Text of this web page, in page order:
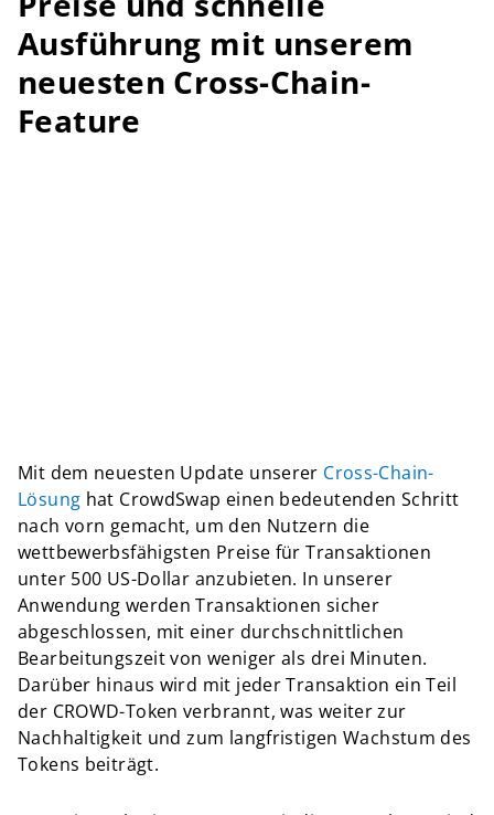
Ausführung mit unserem
neuesten Cross-Chain-
Feature
Mit dem neuesten Update unserer Cross-Chain-
Lösung hat CrowdSwap einen bedeutenden Schritt
nach vorn gemacht, um den Nutzern die
wettbewerbsfähigsten Preise für Transaktionen
unter 500 US-Dollar anzubieten. In unserer
Anwendung werden Transaktionen sicher
abgeschlossen, mit einer durchschnittlichen
Bearbeitungszeit von weniger als drei Minuten.
Darüber hinaus wird mit jeder Transaktion ein Teil
der CROWD-Token verbrannt, was weiter zur
Nachhaltigkeit und zum langfristigen Wachstum des
Tokens beiträgt.